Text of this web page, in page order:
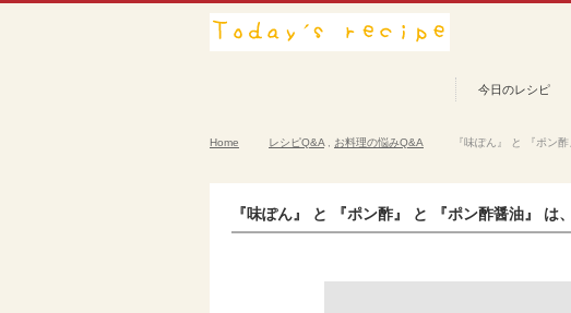
今日のレシピ
Home レシピQ&A お料理の悩みQ&A 『味ぽん』 と 『ポン
『味ぽん』 と 『ポン酢』 と 『ポン酢醤油』